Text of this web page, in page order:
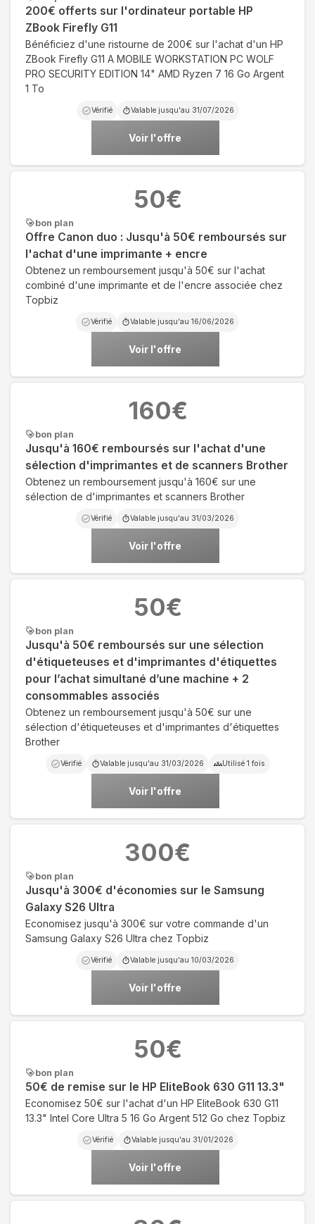
200€ offerts sur l'ordinateur portable HP
ZBook Firefly G11
Bénéficiez d'une ristourne de 200€ sur l'achat d'un HP
ZBook Firefly G11 A MOBILE WORKSTATION PC WOLF
PRO SECURITY EDITION 14" AMD Ryzen 7 16 Go Argent
1 To
Vérifié Valable jusqu'au 31/07/2026
Voir l'offre
bon plan
Offre Canon duo : Jusqu'à 50€ remboursés sur
l'achat d'une imprimante + encre
Obtenez un remboursement jusqu'à 50€ sur l'achat
combiné d'une imprimante et de l'encre associée chez
Topbiz
Vérifié Valable jusqu'au 16/06/2026
Voir l'offre
50€
bon plan
Jusqu'à 160€ remboursés sur l'achat d'une
sélection d'imprimantes et de scanners Brother
Obtenez un remboursement jusqu'à 160€ sur une
sélection de d'imprimantes et scanners Brother
Vérifié Valable jusqu'au 31/03/2026
Voir l'offre
160€
bon plan
Jusqu'à 50€ remboursés sur une sélection
d'étiqueteuses et d'imprimantes d'étiquettes
pour l’achat simultané d’une machine + 2
consommables associés
Obtenez un remboursement jusqu'à 50€ sur une
sélection d'étiqueteuses et d'imprimantes d'étiquettes
Brother
Vérifié Valable jusqu'au 31/03/2026 Utilisé 1 fois
Voir l'offre
50€
bon plan
Jusqu'à 300€ d'économies sur le Samsung
Galaxy S26 Ultra
Economisez jusqu'à 300€ sur votre commande d'un
Samsung Galaxy S26 Ultra chez Topbiz
Vérifié Valable jusqu'au 10/03/2026
Voir l'offre
300€
bon plan
50€ de remise sur le HP EliteBook 630 G11 13.3"
Economisez 50€ sur l'achat d'un HP EliteBook 630 G11
13.3" Intel Core Ultra 5 16 Go Argent 512 Go chez Topbiz
Vérifié Valable jusqu'au 31/01/2026
Voir l'offre
50€